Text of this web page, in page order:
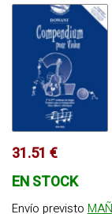
31.51 €
EN STOCK
Envío previsto